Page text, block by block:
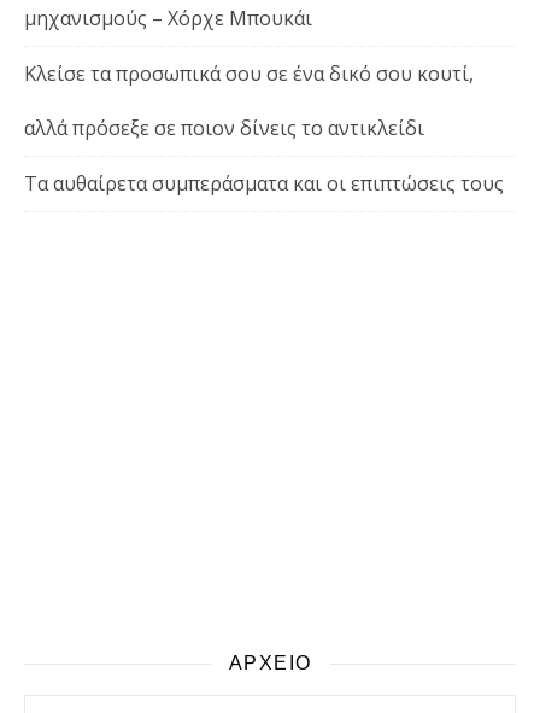
μηχανισμούς – Χόρχε Μπουκάι
Κλείσε τα προσωπικά σου σε ένα δικό σου κουτί,
αλλά πρόσεξε σε ποιον δίνεις το αντικλείδι
Τα αυθαίρετα συμπεράσματα και οι επιπτώσεις τους
ΑΡΧΕΙΟ